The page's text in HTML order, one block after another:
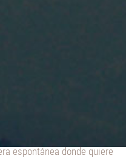
Ya hace tiempo que
espontánea donde quiere